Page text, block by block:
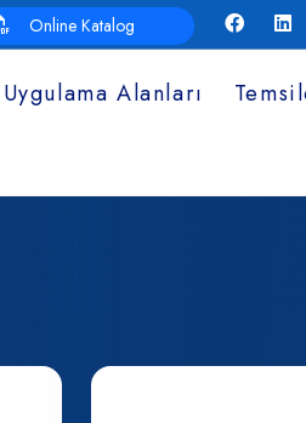
Online Katalog
Uygulama Alanları